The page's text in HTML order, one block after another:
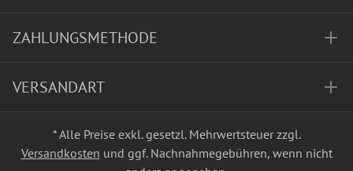
ZAHLUNGSMETHODE
VERSANDART
* Alle Preise exkl. gesetzl. Mehrwertsteuer zzgl.
Versandkosten und ggf. Nachnahmegebühren, wenn nicht